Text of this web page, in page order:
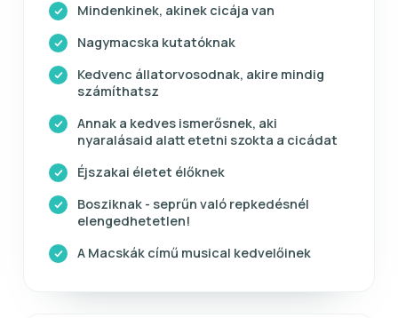
Mindenkinek, akinek cicája van
Nagymacska kutatóknak
Kedvenc állatorvosodnak, akire mindig
számíthatsz
Annak a kedves ismerősnek, aki
nyaralásaid alatt etetni szokta a cicádat
Éjszakai életet élőknek
Bosziknak - seprűn való repkedésnél
elengedhetetlen!
A Macskák című musical kedvelőinek